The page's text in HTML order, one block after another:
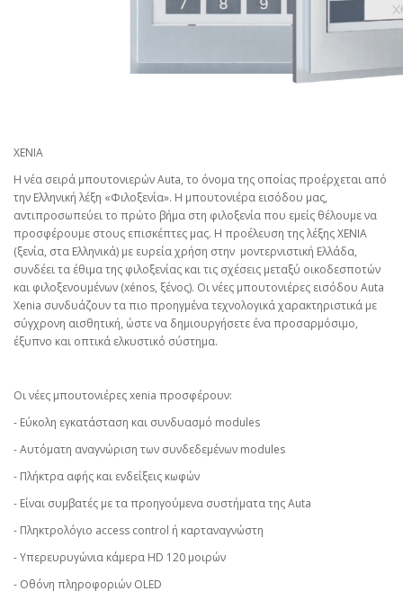
XENIA
Η νέα σειρά μπουτονιερών Auta, το όνομα της οποίας προέρχεται από
την Ελληνική λέξη «Φιλοξενία». Η μπουτονιέρα εισόδου μας,
αντιπροσωπεύει το πρώτο βήμα στη φιλοξενία που εμείς θέλουμε να
προσφέρουμε στους επισκέπτες μας. Η προέλευση της λέξης XENIA
(ξενία, στα Ελληνικά) με ευρεία χρήση στην μοντερνιστική Ελλάδα,
συνδέει τα έθιμα της φιλοξενίας και τις σχέσεις μεταξύ οικοδεσποτών
και φιλοξενουμένων (xénos, ξένος). Οι νέες μπουτονιέρες εισόδου Auta
Xenia συνδυάζουν τα πιο προηγμένα τεχνολογικά χαρακτηριστικά με
σύγχρονη αισθητική, ώστε να δημιουργήσετε ένα προσαρμόσιμο,
έξυπνο και οπτικά ελκυστικό σύστημα.
Οι νέες μπουτονιέρες xenia προσφέρουν:
- Εύκολη εγκατάσταση και συνδυασμό modules
- Αυτόματη αναγνώριση των συνδεδεμένων modules
- Πλήκτρα αφής και ενδείξεις κωφών
- Είναι συμβατές με τα προηγούμενα συστήματα της Auta
- Πληκτρολόγιο access control ή καρταναγνώστη
- Υπερευρυγώνια κάμερα HD 120 μοιρών
- Οθόνη πληροφοριών OLED